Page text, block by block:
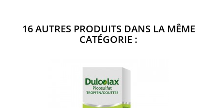
16 AUTRES PRODUITS DANS LA MÊME
CATÉGORIE :